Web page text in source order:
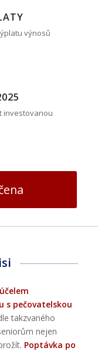
výnosů
investovanou
s pečovatelskou
takzvaného
nejen
Poptávka po